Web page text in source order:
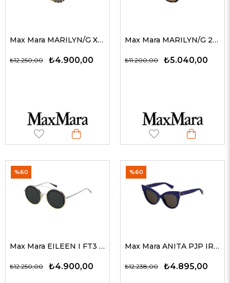
Max Mara MARILYN/G XNZ IR 53 G Kadın Güneş Gözlükleri
₺4.900,00
₺12.250,00
Max Mara MARILYN/G 2IK 70 53 G Kadın Güneş Gözlükleri
₺5.040,00
₺11.200,00
Max Mara EILEEN I FT3 IR 51 G Kadın Güneş Gözlükleri
₺4.900,00
₺12.250,00
%60
Max Mara ANITA PJP IR 52 G Kadın Güneş Gözlükleri
₺4.895,00
₺12.238,00
%60